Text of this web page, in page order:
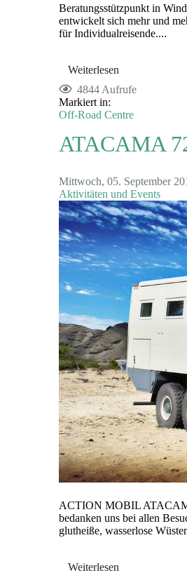
Beratungsstützpunkt in
entwickelt sich mehr und
für Individualreisende....
Weiterlesen
4844 Aufrufe
Markiert in:
Off-Road Centre
ATACAMA
Mittwoch, 05. September
Aktivitäten und Events
ACTION MOBIL
bedanken uns bei allen
glutheiße, wasserlose
Weiterlesen